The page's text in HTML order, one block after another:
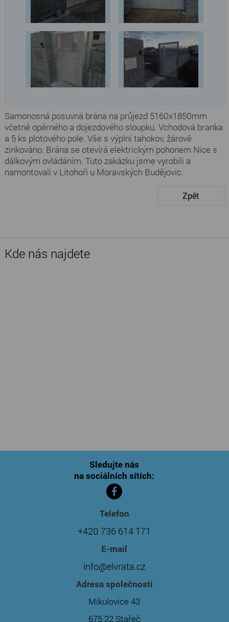
Samonosná posuvná brána na průjezd 5160x1850mm
včetně opěrného a dojezdového sloupku. Vchodová branka
a 5 ks plotového pole. Vše s výplní tahokov, žárově
zinkováno. Brána se otevírá elektrickým pohonem Nice s
dálkovým ovládáním. Tuto zakázku jsme vyrobili a
namontovali v Litohoři u Moravských Budějovic.
Zpět
Kde nás najdete
Sledujte nás
na sociálních sítích:
Telefon
+420 736 614 171
E-mail
info@elvrata.cz
Adresa společnosti
Mikulovice 43
675 22 Stařeč